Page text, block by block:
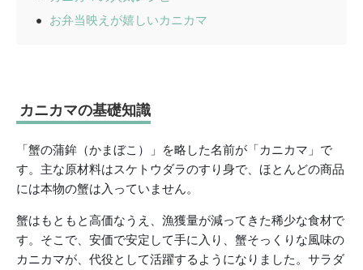
お弁当映えが嬉しいカニカマ
カニカマの基礎知識
「蟹の蒲鉾（かまぼこ）」を略した名前が「カニカマ」で
す。主な原材料はスケトウダラのすり身で、ほとんどの商品
には本物の蟹は入っていません。
蟹はもともと高価なうえ、漁獲量が減ってきた稀少な食材で
す。そこで、安価で安定して手に入り、蟹そっくりな風味の
カニカマが、代役として活躍するようになりました。サラダ